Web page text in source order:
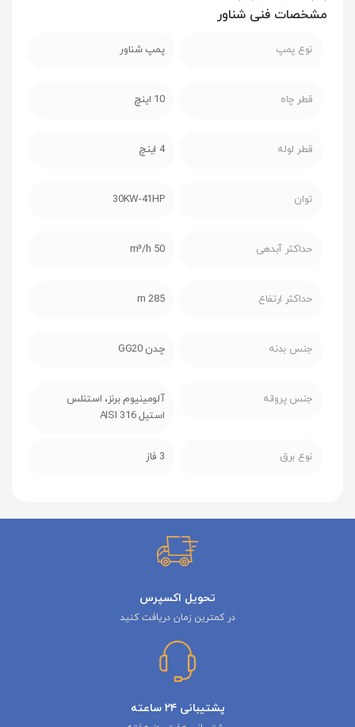
مشخصات فنی شناور
نوع پمپ پمپ شناور
قطر چاه 10 اینچ
قطر لوله 4 اینچ
توان 30KW-41HP
حداکثر آبدهی 50 m³/h
حداکثر ارتفاع 285 m
جنس بدنه چدن GG20
جنس پروانه
آلومینیوم برنز، استنلس
استیل AISI 316
نوع برق 3 فاز
تحویل اکسپرس
در کمترین زمان دریافت کنید
پشتیبانی ۲۴ ساعته